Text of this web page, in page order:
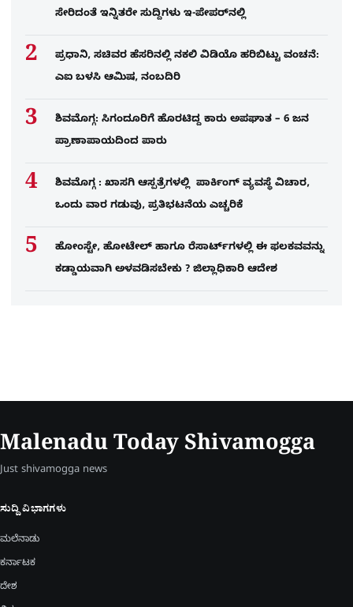
ಸೇರಿದಂತೆ ಇನ್ನಿತರೇ ಸುದ್ದಿಗಳು ಇ-ಪೇಪರ್​ನಲ್ಲಿ
ಪ್ರಧಾನಿ, ಸಚಿವರ ಹೆಸರಿನಲ್ಲಿ ನಕಲಿ ವಿಡಿಯೊ ಹರಿಬಿಟ್ಟು ವಂಚನೆ:
ಎಐ ಬಳಸಿ ಆಮಿಷ, ನಂಬದಿರಿ
ಶಿವಮೊಗ್ಗ: ಸಿಗಂದೂರಿಗೆ ಹೊರಟಿದ್ದ ಕಾರು ಅಪಘಾತ – 6 ಜನ
ಪ್ರಾಣಾಪಾಯದಿಂದ ಪಾರು
ಶಿವಮೊಗ್ಗ : ಖಾಸಗಿ ಆಸ್ಪತ್ರೆಗಳಲ್ಲಿ ಪಾರ್ಕಿಂಗ್​ ವ್ಯವಸ್ಥೆ ವಿಚಾರ,
ಒಂದು ವಾರ ಗಡುವು, ಪ್ರತಿಭಟನೆಯ ಎಚ್ಚರಿಕೆ
ಹೋಂಸ್ಟೇ, ಹೋಟೇಲ್ ಹಾಗೂ ರೆಸಾರ್ಟ್‌ಗಳಲ್ಲಿ ಈ ಫಲಕವವನ್ನು
ಕಡ್ಡಾಯವಾಗಿ ಅಳವಡಿಸಬೇಕು ? ಜಿಲ್ಲಾಧಿಕಾರಿ ಆದೇಶ
Malenadu Today Shivamogga
Just shivamogga news
ಸುದ್ದಿ ವಿಭಾಗಗಳು
ಮಲೆನಾಡು
ಕರ್ನಾಟಕ
ದೇಶ